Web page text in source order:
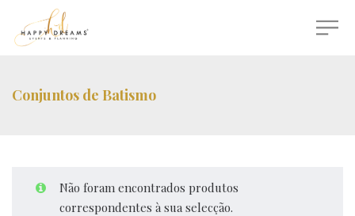
Conjuntos de Batismo
Não foram encontrados produtos
correspondentes à sua selecção.